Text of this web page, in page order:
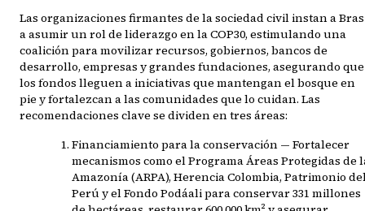
Las organizaciones firmantes de la sociedad civil instan a
a asumir un rol de liderazgo en la COP30, estimulando una
coalición para movilizar recursos, gobiernos, bancos de
desarrollo, empresas y grandes fundaciones, asegurando que
los fondos lleguen a iniciativas que mantengan el bosque en
pie y fortalezcan a las comunidades que lo cuidan. Las
recomendaciones clave se dividen en tres áreas:
Financiamiento para la conservación — Fortalecer
mecanismos como el Programa Áreas Protegidas de
Amazonía (ARPA), Herencia Colombia, Patrimonio
Perú y el Fondo Podáali para conservar 331 millones